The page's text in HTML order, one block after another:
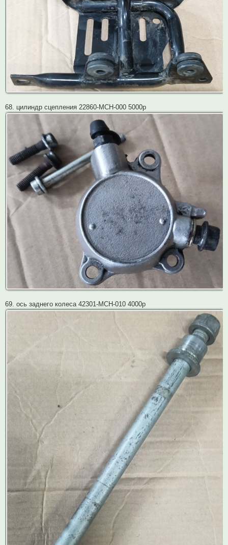
68. цилиндр сцепления 22860-MCH-000 5000р
69. ось заднего колеса 42301-MCH-010 4000р